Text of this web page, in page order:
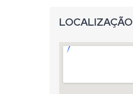
LOCALIZAÇÃO